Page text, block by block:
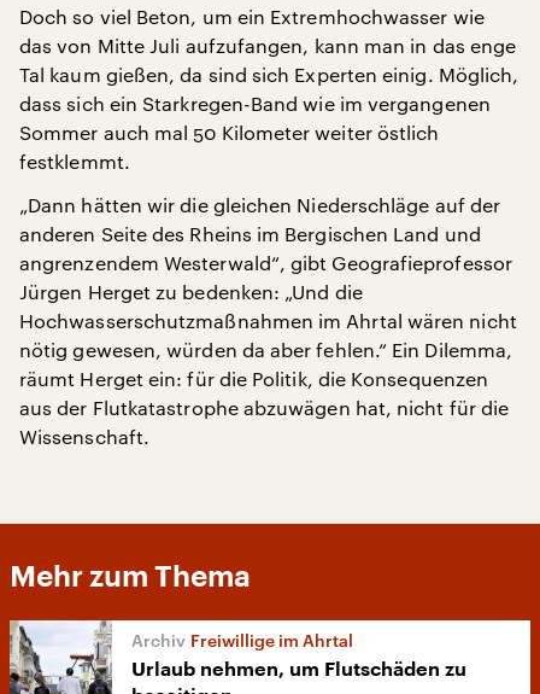
Doch so viel Beton, um ein Extremhochwasser wie
das von Mitte Juli aufzufangen, kann man in das enge
Tal kaum gießen, da sind sich Experten einig. Möglich,
dass sich ein Starkregen-Band wie im vergangenen
Sommer auch mal 50 Kilometer weiter östlich
festklemmt.
„Dann hätten wir die gleichen Niederschläge auf der
anderen Seite des Rheins im Bergischen Land und
angrenzendem Westerwald“, gibt Geografieprofessor
Jürgen Herget zu bedenken: „Und die
Hochwasserschutzmaßnahmen im Ahrtal wären nicht
nötig gewesen, würden da aber fehlen.“ Ein Dilemma,
räumt Herget ein: für die Politik, die Konsequenzen
aus der Flutkatastrophe abzuwägen hat, nicht für die
Wissenschaft.
Mehr zum Thema
Freiwillige im Ahrtal
Urlaub nehmen, um Flutschäden zu